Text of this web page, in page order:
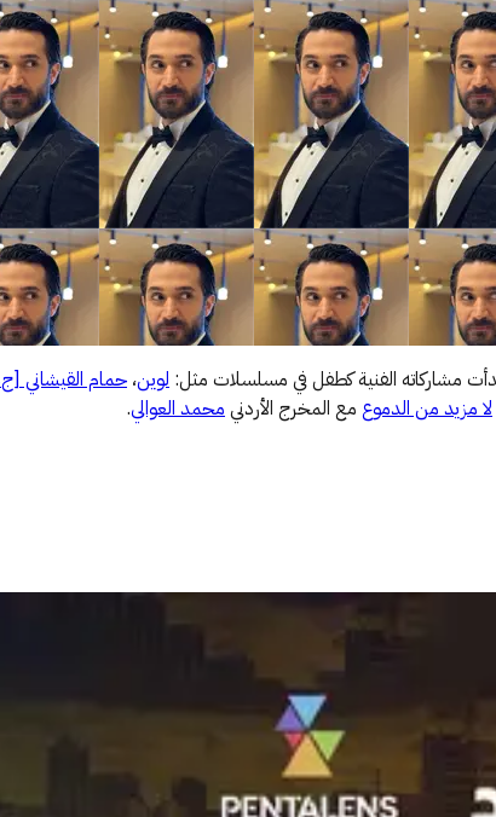
لوين، حمام القيشاني [ج4]
لا مزيد من الدموع مع المخرج الأردنيمحمد العوالي.